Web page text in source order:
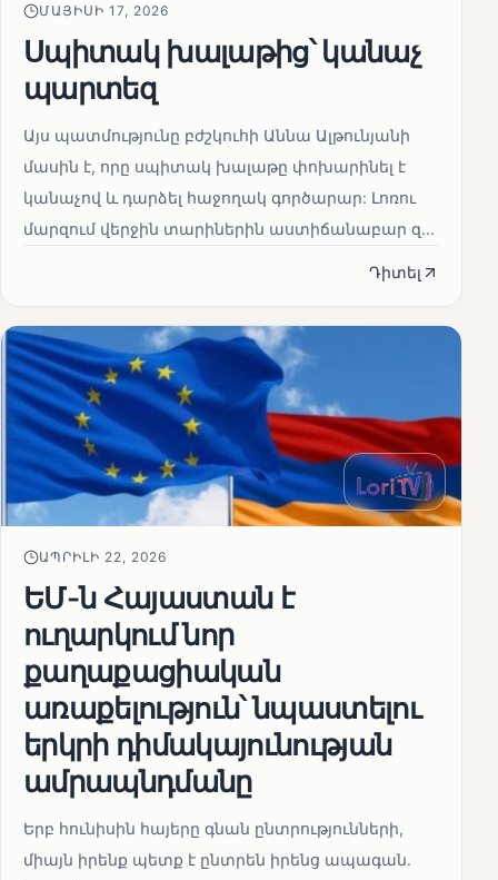
ՄԱՅԻՍԻ 17, 2026
Սպիտակ խալաթից՝ կանաչ
պարտեզ
Այս պատմությունը բժշկուհի Աննա Ալթունյանի
մասին է, որը սպիտակ խալաթը փոխարինել է
կանաչով և դարձել հաջողակ գործարար: Լոռու
մարզում վերջին տարիներին աստիճանաբար զ...
Դիտել
ԱՊՐԻԼԻ 22, 2026
ԵՄ-ն Հայաստան է
ուղարկում նոր
քաղաքացիական
առաքելություն՝ նպաստելու
երկրի դիմակայունության
ամրապնդմանը
Երբ հունիսին հայերը գնան ընտրությունների,
միայն իրենք պետք է ընտրեն իրենց ապագան.